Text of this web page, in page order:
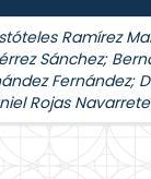
Ramírez
Sánchez;
Fernández;
Rojas Navarrete